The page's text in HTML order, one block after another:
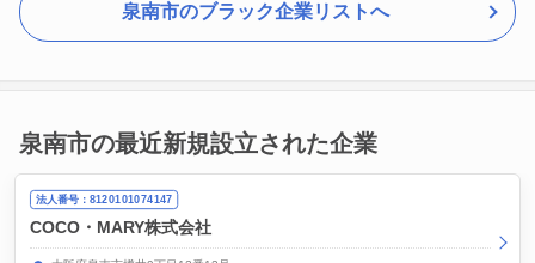
泉南市のブラック企業リストへ
泉南市の最近新規設立された企業
法人番号：8120101074147
COCO・MARY株式会社